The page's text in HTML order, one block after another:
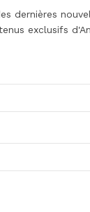
pour son
la Femme
dernières
exclusifs